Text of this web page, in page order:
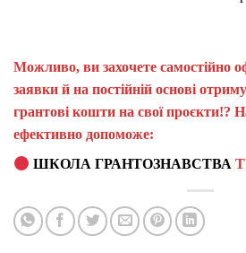
Можливо, ви захочете самостійно
заявки й на постійній основі
грантові кошти на свої проєкти!?
ефективно допоможе:
ШКОЛА ГРАНТОЗНАВСТВА